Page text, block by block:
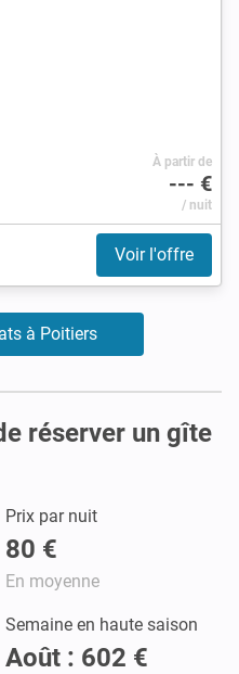
À partir de
--- €
/ nuit
Voir l'offre
à Poitiers
réserver un gîte
Prix par nuit
80 €
En moyenne
Semaine en haute saison
Août : 602 €